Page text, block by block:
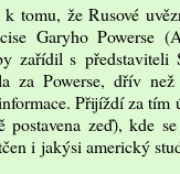
tomu, že Rusové
Garyho Powerse
zařídil s představiteli
za Powerse, dřív
Přijíždí za tím
postavena zeď), kde
i jakýsi americký